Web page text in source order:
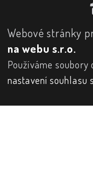
Webové stránky
na webu s.r.o.
Používáme
nastavení souhlasu